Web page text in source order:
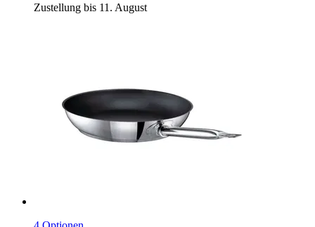
Zustellung bis 11. August